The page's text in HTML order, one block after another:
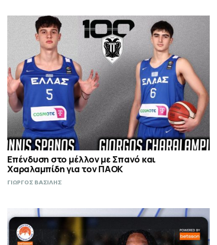
Επένδυση στο μέλλον με Σπανό και
Χαραλαμπίδη για τον ΠΑΟΚ
ΓΙΩΡΓΟΣ ΒΑΣΙΛΗΣ